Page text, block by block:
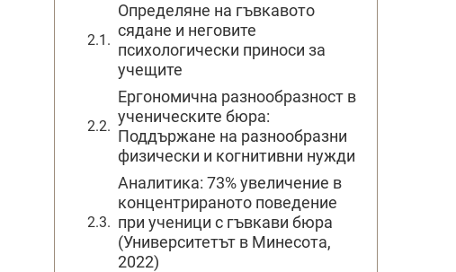
Определяне на гъвкавото
сядане и неговите
психологически приноси за
учещите
Ергономична разнообразност в
ученическите бюра:
Поддържане на разнообразни
физически и когнитивни нужди
Аналитика: 73% увеличение в
концентрираното поведение
при ученици с гъвкави бюра
(Университетът в Минесота,
2022)